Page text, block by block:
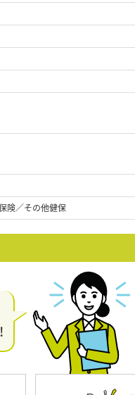
険／その他健保